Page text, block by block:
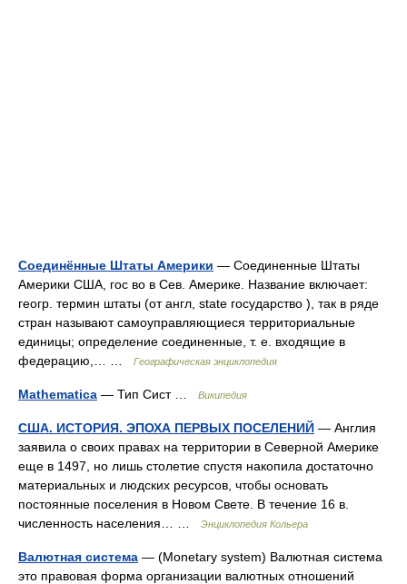
Соединённые Штаты Америки — Соединенные Штаты
Америки США, гос во в Сев. Америке. Название включает:
геогр. термин штаты (от англ, state государство ), так в ряде
стран называют самоуправляющиеся территориальные
единицы; определение соединенные, т. е. входящие в
федерацию,… …
Географическая энциклопедия
Mathematica — Тип Сист … Википедия
США. ИСТОРИЯ. ЭПОХА ПЕРВЫХ ПОСЕЛЕНИЙ — Англия
заявила о своих правах на территории в Северной Америке
еще в 1497, но лишь столетие спустя накопила достаточно
материальных и людских ресурсов, чтобы основать
постоянные поселения в Новом Свете. В течение 16 в.
численность населения… …
Энциклопедия Кольера
Валютная система — (Monetary system) Валютная система
это правовая форма организации валютных отношений